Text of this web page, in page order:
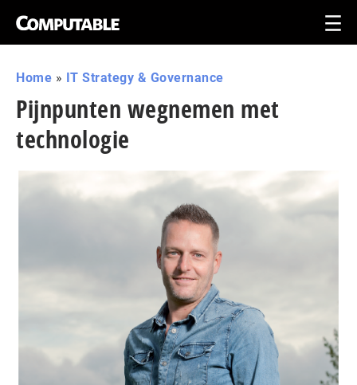
Home » IT Strategy & Governance
Pijnpunten wegnemen met
technologie